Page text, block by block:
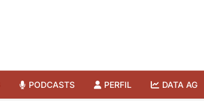
PODCASTS PERFIL DATA AG